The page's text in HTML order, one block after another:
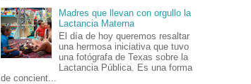
Madres que llevan con orgullo la
Lactancia Materna
El día de hoy queremos resaltar
una hermosa iniciativa que tuvo
una fotógrafa de Texas sobre la
Lactancia Pública. Es una forma
de concient...